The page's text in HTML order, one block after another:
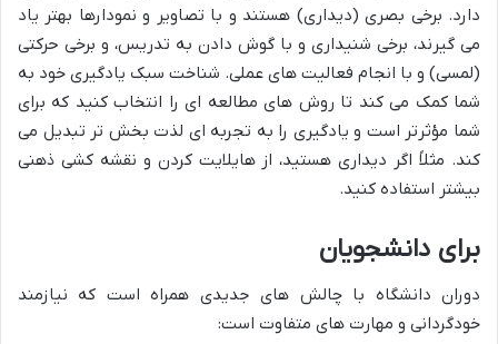
دارد. برخی بصری (دیداری) هستند و با تصاویر و نمودارها بهتر یاد
می گیرند، برخی شنیداری و با گوش دادن به تدریس، و برخی حرکتی
(لمسی) و با انجام فعالیت های عملی. شناخت سبک یادگیری خود به
شما کمک می کند تا روش های مطالعه ای را انتخاب کنید که برای
شما مؤثرتر است و یادگیری را به تجربه ای لذت بخش تر تبدیل می
کند. مثلاً اگر دیداری هستید، از هایلایت کردن و نقشه کشی ذهنی
بیشتر استفاده کنید.
برای دانشجویان
دوران دانشگاه با چالش های جدیدی همراه است که نیازمند
خودگردانی و مهارت های متفاوت است: